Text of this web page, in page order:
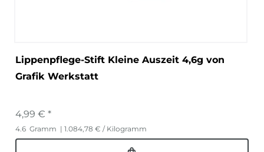
Lippenpflege-Stift Kleine Auszeit 4,6g von
Grafik Werkstatt
4,99 € *
4.6 Gramm | 1.084,78 € / Kilogramm